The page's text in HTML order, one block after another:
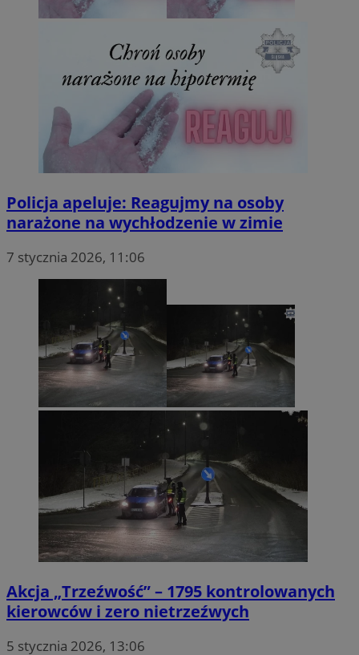
Policja apeluje: Reagujmy na osoby
narażone na wychłodzenie w zimie
7 stycznia 2026, 11:06
Akcja „Trzeźwość” – 1795 kontrolowanych
kierowców i zero nietrzeźwych
5 stycznia 2026, 13:06